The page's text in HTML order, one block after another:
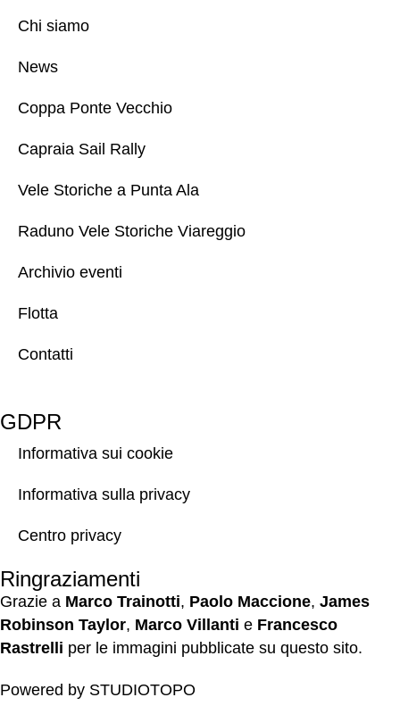
Chi siamo
News
Coppa Ponte Vecchio
Capraia Sail Rally
Vele Storiche a Punta Ala
Raduno Vele Storiche Viareggio
Archivio eventi
Flotta
Contatti
GDPR
Informativa sui cookie
Informativa sulla privacy
Centro privacy
Ringraziamenti
Grazie a Marco Trainotti, Paolo Maccione, James
Robinson Taylor, Marco Villanti e Francesco
Rastrelli per le immagini pubblicate su questo sito.
Powered by STUDIOTOPO